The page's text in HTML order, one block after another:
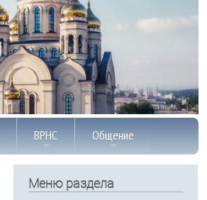
ВРНС Общение
Меню раздела